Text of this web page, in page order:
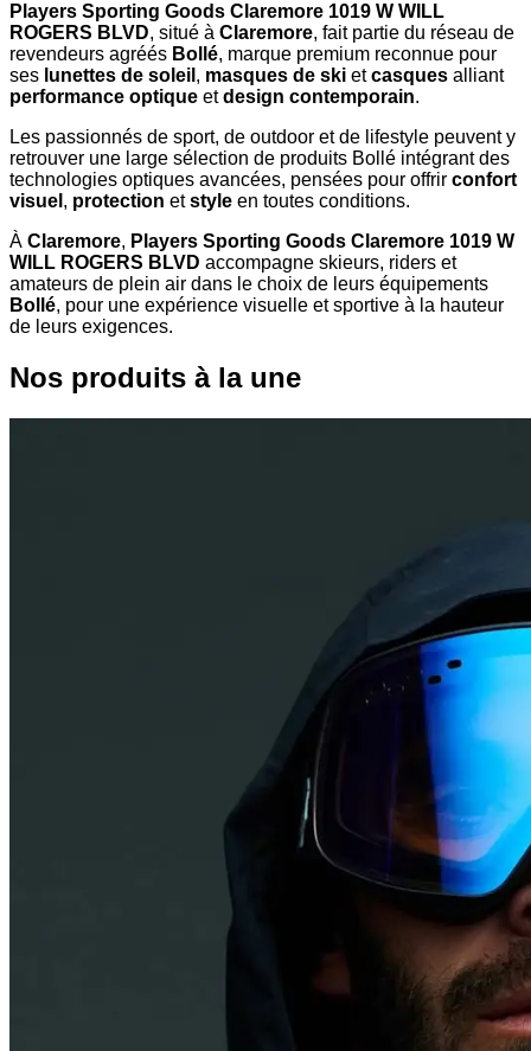
Players Sporting Goods Claremore 1019 W WILL
ROGERS BLVD, situé à Claremore, fait partie du réseau de
revendeurs agréés Bollé, marque premium reconnue pour
ses lunettes de soleil , masques de ski etcasques alliant
performance optique etdesign contemporain.
Les passionnés de sport, de outdoor et de lifestyle peuvent y
retrouver une large sélection de produits Bollé intégrant des
technologies optiques avancées, pensées pour offrir confort
visuel , protection etstyle en toutes conditions.
À Claremore, Players Sporting Goods Claremore 1019 W
WILL ROGERS BLVD accompagne skieurs, riders et
amateurs de plein air dans le choix de leurs équipements
Bollé, pour une expérience visuelle et sportive à la hauteur
de leurs exigences.
Nos produits à la une